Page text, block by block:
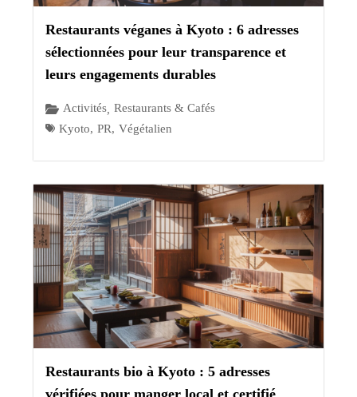
Restaurants véganes à Kyoto : 6 adresses
sélectionnées pour leur transparence et
leurs engagements durables
Activités, Restaurants & Cafés
Kyoto, PR, Végétalien
Restaurants bio à Kyoto : 5 adresses
vérifiées pour manger local et certifié